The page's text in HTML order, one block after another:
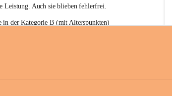
Leistung. Auch sie blieben fehlerfrei.
in der Kategorie B (mit Alterspunkten)